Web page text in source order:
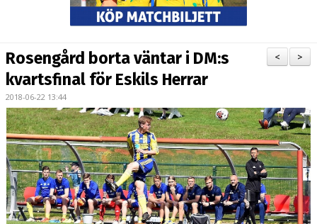
BILDGALLERI
KONTAKT
MATCHER
ETTAN SÖDRA
>
<
Rosengård borta väntar i DM:s
kvartsfinal för Eskils Herrar
2018-06-22 13:44